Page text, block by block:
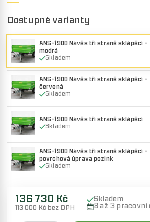
Dostupné varianty
ANS-1900 Návěs tří straně sklápěcí -
modrá
Skladem
ANS-1900 Návěs tří straně sklápěcí -
červená
Skladem
ANS-1900 Návěs tří straně sklápěcí
Skladem
ANS-1900 Návěs tří straně sklápěcí -
povrchová úprava pozink
Skladem
136 730 Kč
113 000 Kč bez DPH
Skladem
2 až 3 pracovní